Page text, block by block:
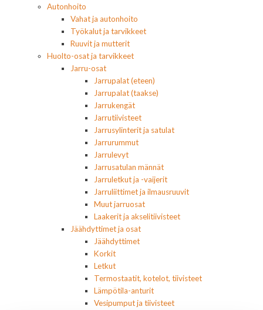
Autonhoito
Vahat ja autonhoito
Työkalut ja tarvikkeet
Ruuvit ja mutterit
Huolto-osat ja tarvikkeet
Jarru-osat
Jarrupalat (eteen)
Jarrupalat (taakse)
Jarrukengät
Jarrutiivisteet
Jarrusylinterit ja satulat
Jarrurummut
Jarrulevyt
Jarrusatulan männät
Jarruletkut ja -vaijerit
Jarruliittimet ja ilmausruuvit
Muut jarruosat
Laakerit ja akselitiivisteet
Jäähdyttimet ja osat
Jäähdyttimet
Korkit
Letkut
Termostaatit, kotelot, tiivisteet
Lämpötila-anturit
Vesipumput ja tiivisteet